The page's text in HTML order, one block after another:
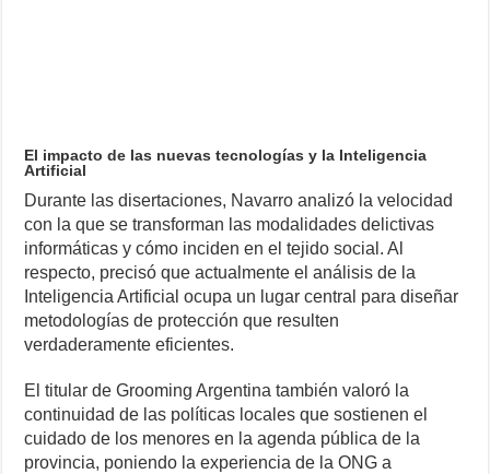
El impacto de las nuevas tecnologías y la Inteligencia
Artificial
Durante las disertaciones, Navarro analizó la velocidad
con la que se transforman las modalidades delictivas
informáticas y cómo inciden en el tejido social. Al
respecto, precisó que actualmente el análisis de la
Inteligencia Artificial ocupa un lugar central para diseñar
metodologías de protección que resulten
verdaderamente eficientes.
El titular de Grooming Argentina también valoró la
continuidad de las políticas locales que sostienen el
cuidado de los menores en la agenda pública de la
provincia, poniendo la experiencia de la ONG a